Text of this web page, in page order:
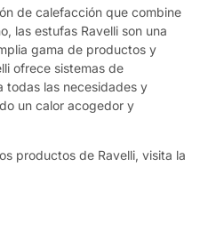
de calefacción que combine
las estufas Ravelli son una
gama de productos y
ofrece sistemas de
todas las necesidades y
un calor acogedor y
productos de Ravelli, visita la